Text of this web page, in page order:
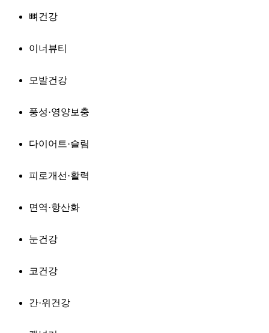
뼈건강
이너뷰티
모발건강
풍성·영양보충
다이어트·슬림
피로개선·활력
면역·항산화
눈건강
코건강
간·위건강